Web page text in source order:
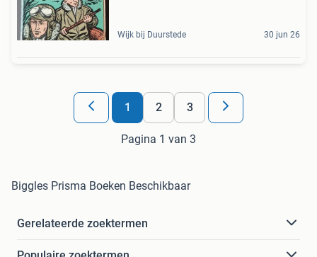
Wijk bij Duurstede 30 jun 26
1 2 3
Pagina 1 van 3
Biggles Prisma Boeken Beschikbaar
Gerelateerde zoektermen